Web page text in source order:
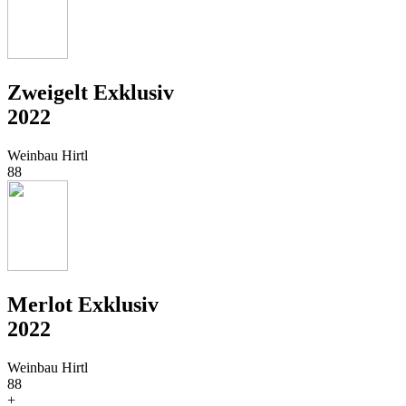
Zweigelt Exklusiv
2022
Weinbau Hirtl
88
Merlot Exklusiv
2022
Weinbau Hirtl
88
+